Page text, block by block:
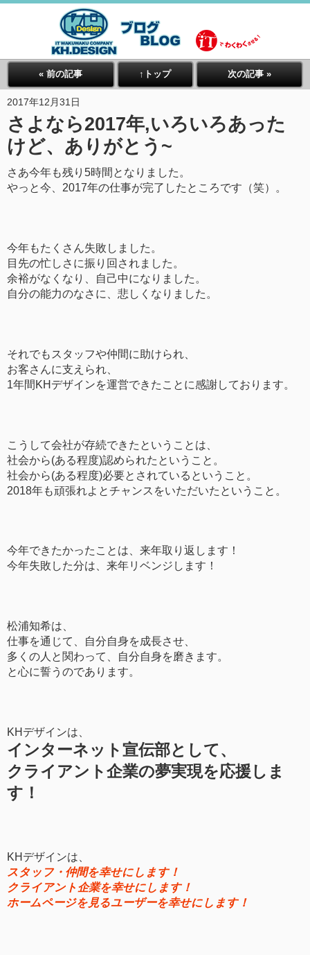
« 前の記事 ↑トップ 次の記事 »
2017年12月31日
さよなら2017年,いろいろあった
けど、ありがとう~
さあ今年も残り5時間となりました。
やっと今、2017年の仕事が完了したところです（笑）。
今年もたくさん失敗しました。
目先の忙しさに振り回されました。
余裕がなくなり、自己中になりました。
自分の能力のなさに、悲しくなりました。
それでもスタッフや仲間に助けられ、
お客さんに支えられ、
1年間KHデザインを運営できたことに感謝しております。
こうして会社が存続できたということは、
社会から(ある程度)認められたということ。
社会から(ある程度)必要とされているということ。
2018年も頑張れよとチャンスをいただいたということ。
今年できたかったことは、来年取り返します！
今年失敗した分は、来年リベンジします！
松浦知希は、
仕事を通じて、自分自身を成長させ、
多くの人と関わって、自分自身を磨きます。
と心に誓うのであります。
KHデザインは、
インターネット宣伝部として、
クライアント企業の夢実現を応援しま
す！
KHデザインは、
スタッフ・仲間を幸せにします！
クライアント企業を幸せにします！
ホームページを見るユーザーを幸せにします！